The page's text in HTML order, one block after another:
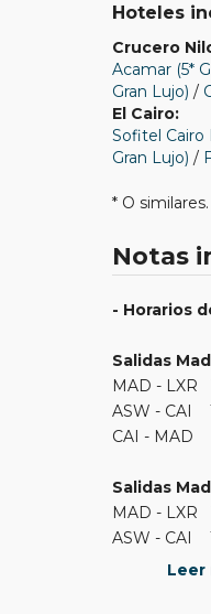
Hoteles
Crucero
Acamar (5*
Gran Lujo) /
El Cairo:
Sofitel Cairo
Gran Lujo) /
* O similares.
Notas
- Horarios
Salidas
MAD - LXR
ASW - CAI
CAI - MAD
Salidas
MAD - LXR
ASW - CAI
CAI - MAD
Leer